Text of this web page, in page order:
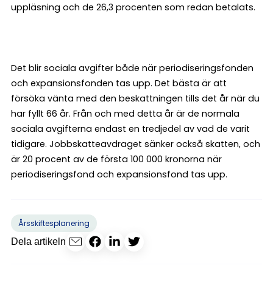
uppläsning och de 26,3 procenten som redan betalats.
Det blir sociala avgifter både när periodiseringsfonden
och expansionsfonden tas upp. Det bästa är att
försöka vänta med den beskattningen tills det år när du
har fyllt 66 år. Från och med detta år är de normala
sociala avgifterna endast en tredjedel av vad de varit
tidigare. Jobbskatteavdraget sänker också skatten, och
är 20 procent av de första 100 000 kronorna när
periodiseringsfond och expansionsfond tas upp.
Årsskiftesplanering
Dela artikeln